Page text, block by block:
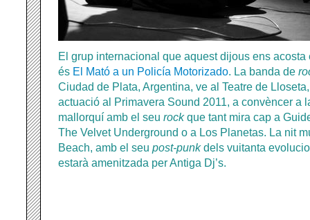
El grup internacional que aquest dijous ens
és El Mató a un Policía Motorizado. La banda de
Ciudad de Plata, Argentina, ve al Teatre de
actuació al Primavera Sound 2011, a convèncer a
mallorquí amb el seu rockque tant mira cap a
The Velvet Underground o a Los Planetas. La nit
Beach, amb el seu post-punkdels vuitanta
estarà amenitzada per Antiga Dj’s.